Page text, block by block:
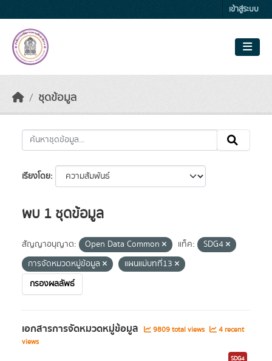
เข้าสู่ระบบ
ชุดข้อมูล
เรียงโดย
พบ 1 ชุดข้อมูล
สัญญาอนุญาต: Open Data Common แท็ค:
SDG4
การจัดหมวดหมู่ข้อมูล
แผนแม่บทที่13
กรองผลลัพธ์
เอกสารการจัดหมวดหมู่ข้อมูล 9809 total views
4 recent
views
SDG4